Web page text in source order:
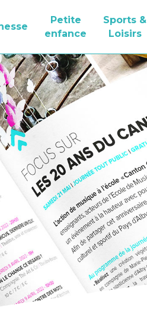
Petite
enfance
Sports &
Loisirs